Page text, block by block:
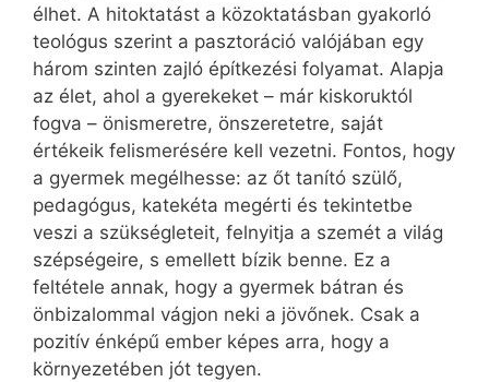
élhet. A hitoktatást a közoktatásban gyakorló
teológus szerint a pasztoráció valójában egy
három szinten zajló építkezési folyamat. Alapja
az élet, ahol a gyerekeket – már kiskoruktól
fogva – önismeretre, önszeretetre, saját
értékeik felismerésére kell vezetni. Fontos, hogy
a gyermek megélhesse: az őt tanító szülő,
pedagógus, katekéta megérti és tekintetbe
veszi a szükségleteit, felnyitja a szemét a világ
szépségeire, s emellett bízik benne. Ez a
feltétele annak, hogy a gyermek bátran és
önbizalommal vágjon neki a jövőnek. Csak a
pozitív énképű ember képes arra, hogy a
környezetében jót tegyen.